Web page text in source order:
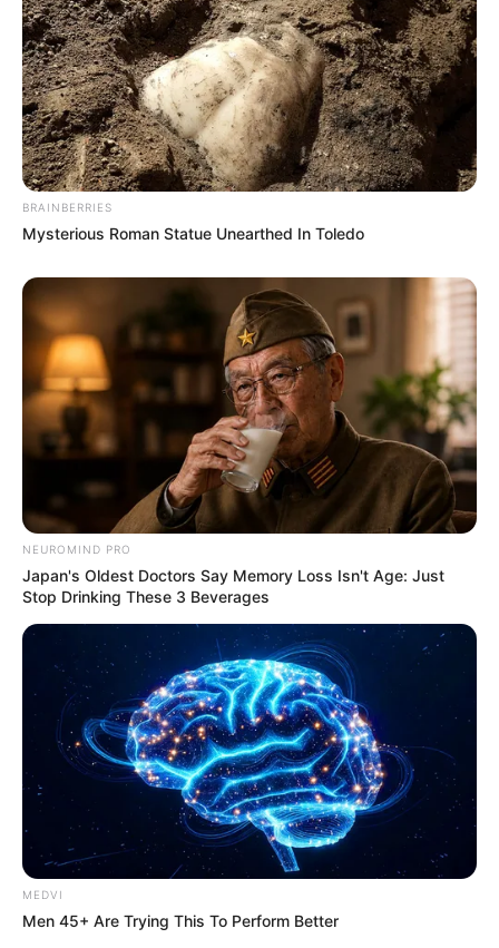
BRAINBERRIES
Mysterious Roman Statue Unearthed In Toledo
NEUROMIND PRO
Japan's Oldest Doctors Say Memory Loss Isn't Age: Just
Stop Drinking These 3 Beverages
MEDVI
Men 45+ Are Trying This To Perform Better